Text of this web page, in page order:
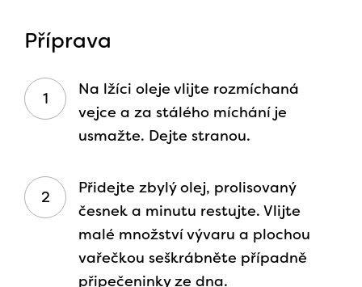
Příprava
Na lžíci oleje vlijte rozmíchaná
vejce a za stálého míchání je
usmažte. Dejte stranou.
Přidejte zbylý olej, prolisovaný
česnek a minutu restujte. Vlijte
malé množství vývaru a plochou
vařečkou seškrábněte případně
připečeninky ze dna.